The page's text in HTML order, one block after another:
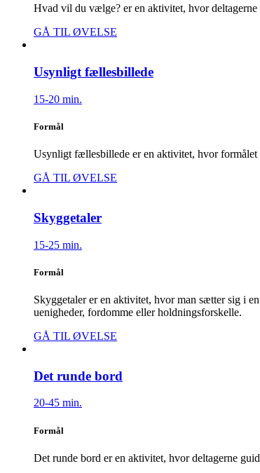
Hvad vil du vælge? er en aktivitet, hvor
GÅ TIL ØVELSE
Usynligt fællesbillede
15-20 min.
Formål
Usynligt fællesbillede er en aktivitet, hvor formålet
GÅ TIL ØVELSE
Skyggetaler
15-25 min.
Formål
Skyggetaler er en aktivitet, hvor man sætter sig i
uenigheder, fordomme eller holdningsforskelle.
GÅ TIL ØVELSE
Det runde bord
20-45 min.
Formål
Det runde bord er en aktivitet, hvor deltagerne